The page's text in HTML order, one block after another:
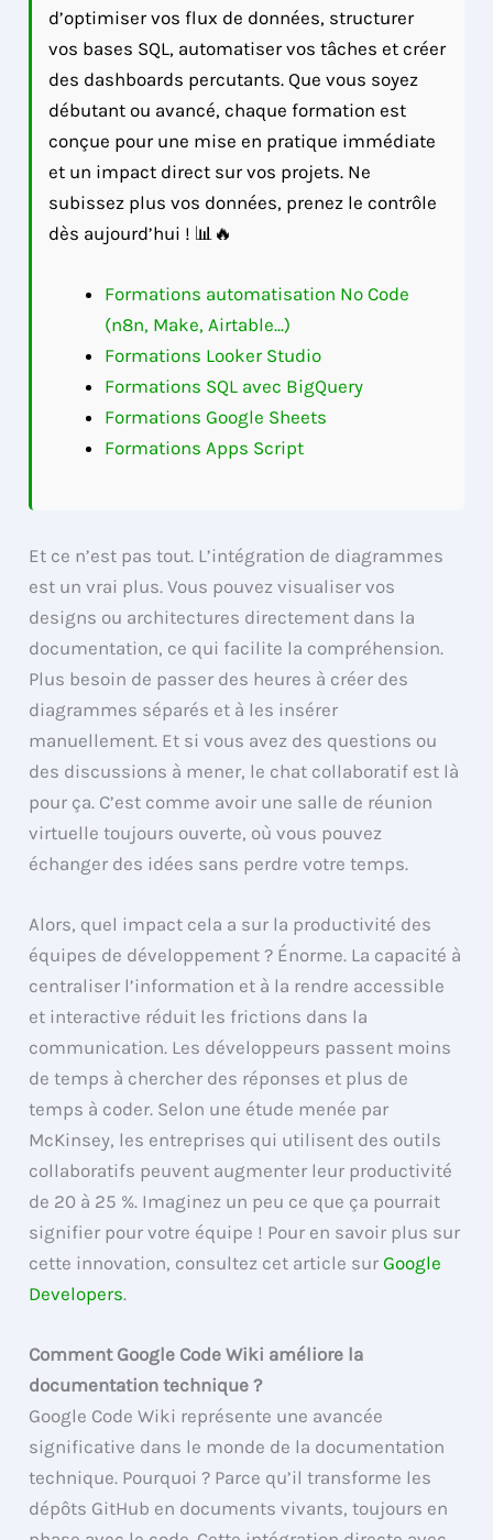
d’optimiser vos flux de données, structurer
vos bases SQL, automatiser vos tâches et créer
des dashboards percutants. Que vous soyez
débutant ou avancé, chaque formation est
conçue pour une mise en pratique immédiate
et un impact direct sur vos projets. Ne
subissez plus vos données, prenez le contrôle
dès aujourd’hui ! 📊🔥
Formations automatisation No Code
(n8n, Make, Airtable...)
Formations Looker Studio
Formations SQL avec BigQuery
Formations Google Sheets
Formations Apps Script
Et ce n’est pas tout. L’intégration de diagrammes
est un vrai plus. Vous pouvez visualiser vos
designs ou architectures directement dans la
documentation, ce qui facilite la compréhension.
Plus besoin de passer des heures à créer des
diagrammes séparés et à les insérer
manuellement. Et si vous avez des questions ou
des discussions à mener, le chat collaboratif est là
pour ça. C’est comme avoir une salle de réunion
virtuelle toujours ouverte, où vous pouvez
échanger des idées sans perdre votre temps.
Alors, quel impact cela a sur la productivité des
équipes de développement ? Énorme. La capacité à
centraliser l’information et à la rendre accessible
et interactive réduit les frictions dans la
communication. Les développeurs passent moins
de temps à chercher des réponses et plus de
temps à coder. Selon une étude menée par
McKinsey, les entreprises qui utilisent des outils
collaboratifs peuvent augmenter leur productivité
de 20 à 25 %. Imaginez un peu ce que ça pourrait
signifier pour votre équipe ! Pour en savoir plus sur
cette innovation, consultez cet article surGoogle
Developers.
Comment Google Code Wiki améliore la
documentation technique ?
Google Code Wiki représente une avancée
significative dans le monde de la documentation
technique. Pourquoi ? Parce qu’il transforme les
dépôts GitHub en documents vivants, toujours en